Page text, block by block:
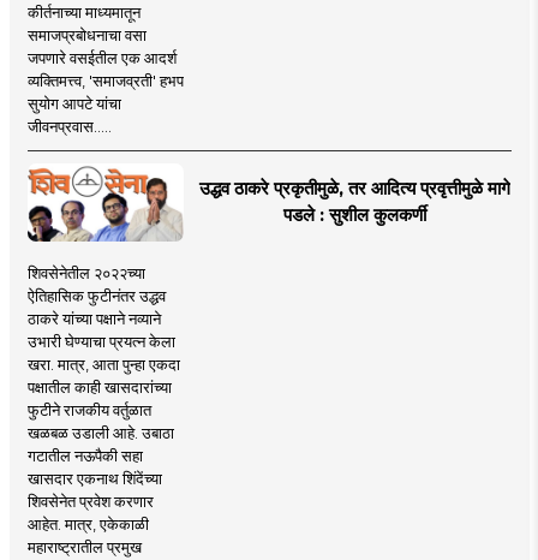
कीर्तनाच्या माध्यमातून
समाजप्रबोधनाचा वसा
जपणारे वसईतील एक आदर्श
व्यक्तिमत्त्व, 'समाजव्रती' हभप
सुयोग आपटे यांचा
जीवनप्रवास.....
उद्धव ठाकरे प्रकृतीमुळे, तर आदित्य प्रवृत्तीमुळे मागे
पडले : सुशील कुलकर्णी
शिवसेनेतील २०२२च्या
ऐतिहासिक फुटीनंतर उद्धव
ठाकरे यांच्या पक्षाने नव्याने
उभारी घेण्याचा प्रयत्न केला
खरा. मात्र, आता पुन्हा एकदा
पक्षातील काही खासदारांच्या
फुटीने राजकीय वर्तुळात
खळबळ उडाली आहे. उबाठा
गटातील नऊपैकी सहा
खासदार एकनाथ शिंदेंच्या
शिवसेनेत प्रवेश करणार
आहेत. मात्र, एकेकाळी
महाराष्ट्रातील प्रमुख